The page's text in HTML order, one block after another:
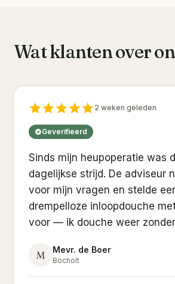
Wat klanten over
2 weken geleden
Geverifieerd
Sinds mijn heupoperatie was
dagelijkse strijd. De adviseur
voor mijn vragen en stelde
drempelloze inloopdouche
voor — ik douche weer
M Mevr. de Boer
Bocholt